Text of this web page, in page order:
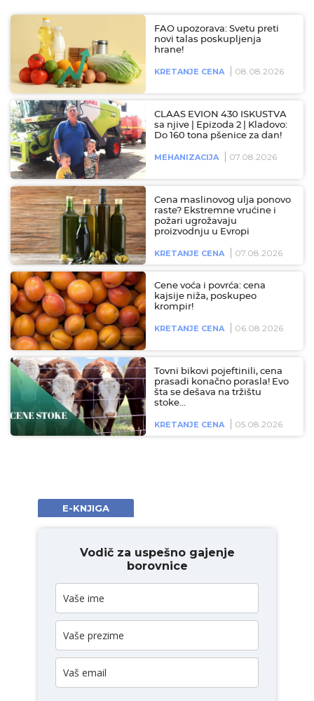
FAO upozorava: Svetu preti
novi talas poskupljenja
hrane!
KRETANJE CENA 08.08.2026
CLAAS EVION 430 ISKUSTVA
sa njive | Epizoda 2 | Kladovo:
Do 160 tona pšenice za dan!
MEHANIZACIJA 07.08.2026
Cena maslinovog ulja ponovo
raste? Ekstremne vrućine i
požari ugrožavaju
proizvodnju u Evropi
KRETANJE CENA 07.08.2026
Cene voća i povrća: cena
kajsije niža, poskupeo
krompir!
KRETANJE CENA 06.08.2026
Tovni bikovi pojeftinili, cena
prasadi konačno porasla! Evo
šta se dešava na tržištu
stoke…
KRETANJE CENA 05.08.2026
E-KNJIGA
Vodič za uspešno gajenje
borovnice